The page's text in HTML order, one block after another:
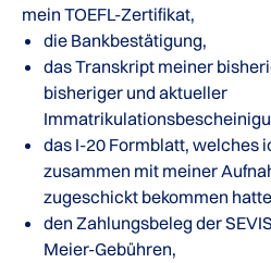
mein TOEFL-Zertifikat,
die Bankbestätigung,
das Transkript meiner
bisheriger und aktueller
das I-20 Formblatt, welches
zusammen mit meiner
zugeschickt bekommen
den Zahlungsbeleg der
Meier-Gebühren,